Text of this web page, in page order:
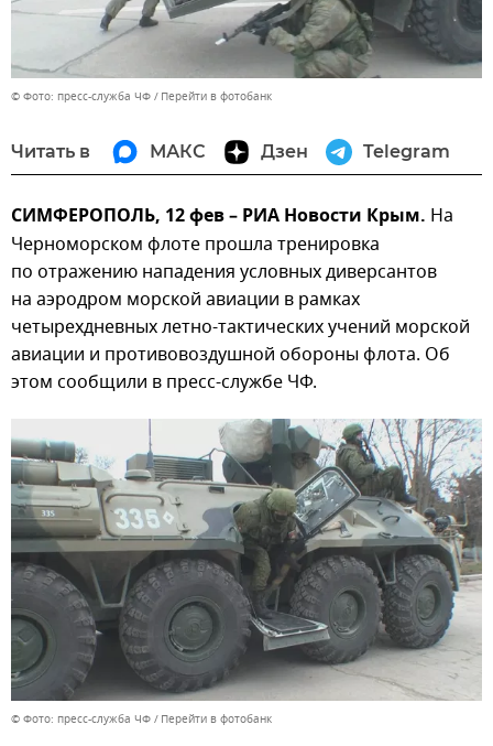
© Фото: пресс-служба ЧФ Перейти в фотобанк
Читать в МАКС Дзен Telegram
СИМФЕРОПОЛЬ, 12 фев – РИА Новости Крым. На
Черноморском флоте прошла тренировка
по отражению нападения условных диверсантов
на аэродром морской авиации в рамках
четырехдневных летно-тактических учений морской
авиации и противовоздушной обороны флота. Об
этом сообщили в пресс-службе ЧФ.
© Фото: пресс-служба ЧФ Перейти в фотобанк